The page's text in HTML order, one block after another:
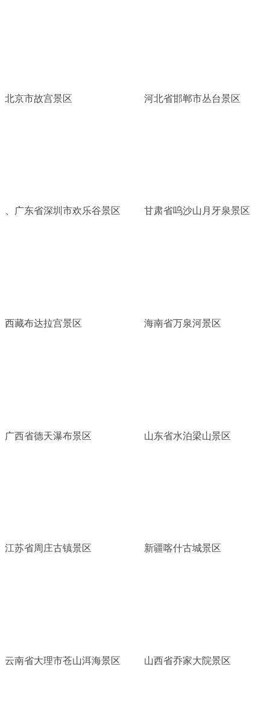
北京市故宫景区 河北省邯郸市丛台景区
、广东省深圳市欢乐谷景区 甘肃省呜沙山月牙泉景区
西藏布达拉宫景区 海南省万泉河景区
广西省德天瀑布景区 山东省水泊梁山景区
江苏省周庄古镇景区 新疆喀什古城景区
云南省大理市苍山洱海景区 山西省乔家大院景区